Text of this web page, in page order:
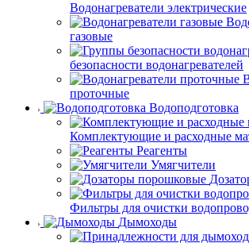
Водонагреватели электрические
газовые
безопасности водонагревателей
проточные
Водоподготовка
Комплектующие и расходные
Реагенты
Умягчители
Фильтры для очистки
Дымоходы